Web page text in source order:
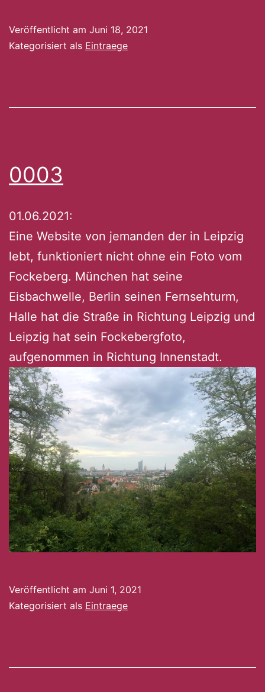
Veröffentlicht am Juni 18, 2021
Kategorisiert als Eintraege
0003
01.06.2021:
Eine Website von jemanden der in Leipzig
lebt, funktioniert nicht ohne ein Foto vom
Fockeberg. München hat seine
Eisbachwelle, Berlin seinen Fernsehturm,
Halle hat die Straße in Richtung Leipzig und
Leipzig hat sein Fockebergfoto,
aufgenommen in Richtung Innenstadt.
Veröffentlicht am Juni 1, 2021
Kategorisiert als Eintraege